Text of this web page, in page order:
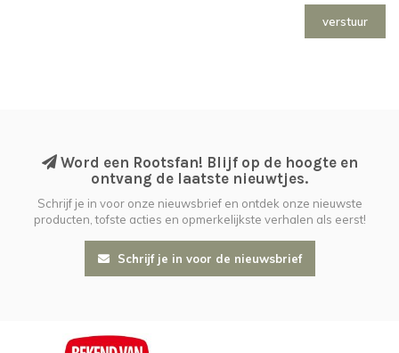
verstuur
Word een Rootsfan! Blijf op de hoogte en
ontvang de laatste nieuwtjes.
Schrijf je in voor onze nieuwsbrief en ontdek onze nieuwste
producten, tofste acties en opmerkelijkste verhalen als eerst!
Schrijf je in voor de nieuwsbrief